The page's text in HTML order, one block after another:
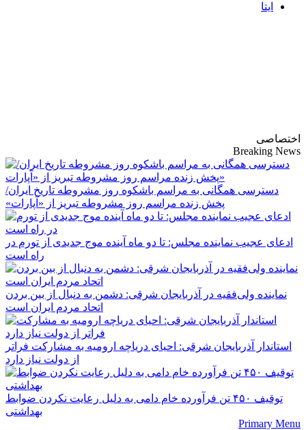
ایتا
اختصاصی
Breaking News
دسترسی همگانی به مراسم باشکوه روز مشروطه تاریخ ایران/
پخش زنده مراسم روز مشروطه تبریز از «آپارات»
ادعای عجیب نماینده مجلس: تا دو ماه آینده موج جدیدی از تورم در
راه است
نماینده ولی‌فقیه در آذربایجان شرقی: دشمن به دنبال از بین بردن
اتحاد مردم ایران است
استاندار آذربایجان شرقی: احیای دریاچه ارومیه به مشارکت فراتر
از دولت نیاز دارد
توقیف ۴۵۰ تن فرآورده خام دامی به دلیل رعایت نکردن ضوابط
بهداشتی
Primary Menu